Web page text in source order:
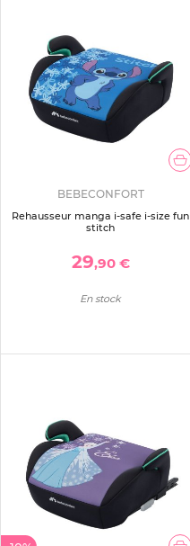
BEBECONFORT
Rehausseur manga i-safe i-size fun
stitch
29,90 €
En stock